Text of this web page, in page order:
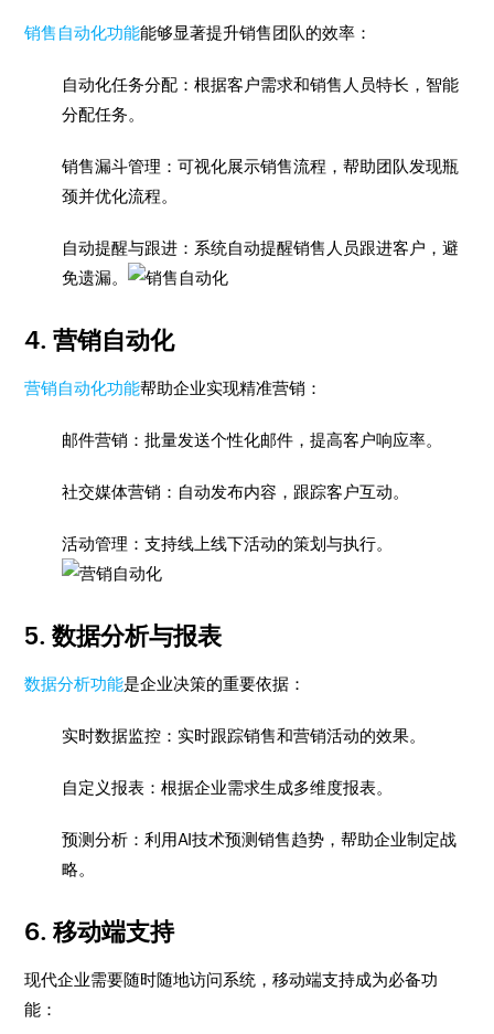
销售自动化功能能够显著提升销售团队的效率：
自动化任务分配：根据客户需求和销售人员特长，智能
分配任务。
销售漏斗管理：可视化展示销售流程，帮助团队发现瓶
颈并优化流程。
自动提醒与跟进：系统自动提醒销售人员跟进客户，避
免遗漏。
4. 营销自动化
营销自动化功能帮助企业实现精准营销：
邮件营销：批量发送个性化邮件，提高客户响应率。
社交媒体营销：自动发布内容，跟踪客户互动。
活动管理：支持线上线下活动的策划与执行。
5. 数据分析与报表
数据分析功能是企业决策的重要依据：
实时数据监控：实时跟踪销售和营销活动的效果。
自定义报表：根据企业需求生成多维度报表。
预测分析：利用AI技术预测销售趋势，帮助企业制定战
略。
6. 移动端支持
现代企业需要随时随地访问系统，移动端支持成为必备功
能：